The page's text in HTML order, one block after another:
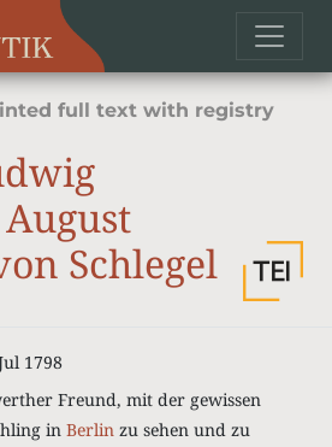
full text with registry
August
Schlegel
1798
Freund, mit der gewissen
in Berlin zu sehen und zu